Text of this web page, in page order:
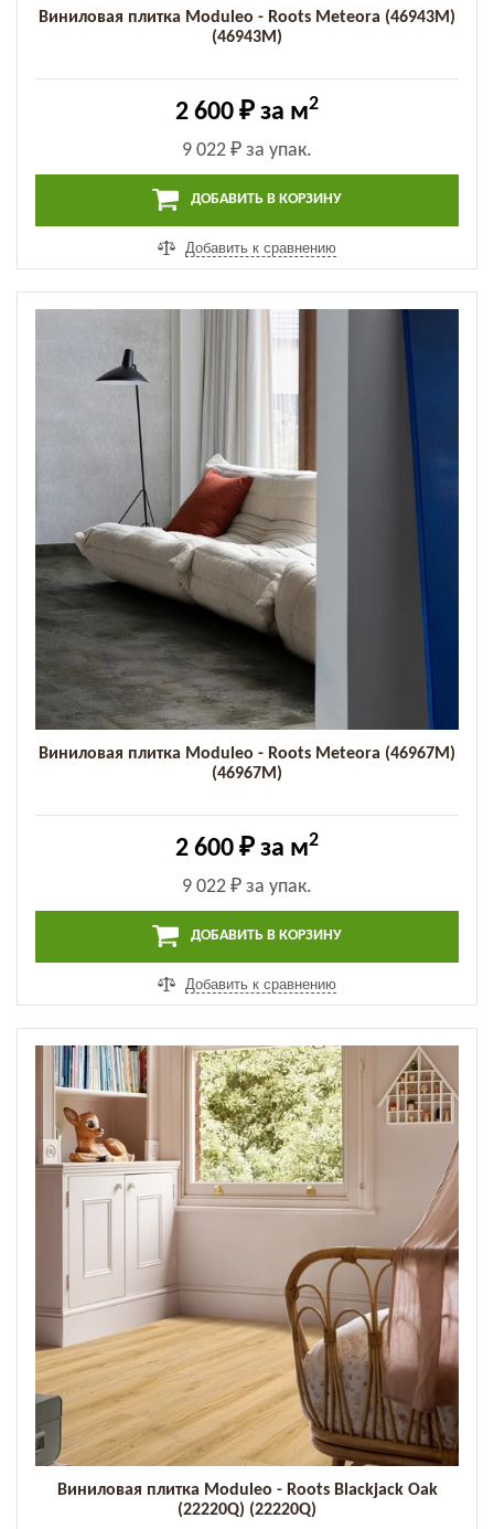
Виниловая плитка Moduleo - Roots Meteora (46943M)
(46943M)
2 600 ₽ за м2
9 022 ₽ за упак.
ДОБАВИТЬ В КОРЗИНУ
Добавить к сравнению
Виниловая плитка Moduleo - Roots Meteora (46967M)
(46967M)
2 600 ₽ за м2
9 022 ₽ за упак.
ДОБАВИТЬ В КОРЗИНУ
Добавить к сравнению
Виниловая плитка Moduleo - Roots Blackjack Oak
(22220Q) (22220Q)